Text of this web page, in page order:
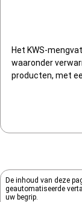
Het KWS-
waaronder
producten, met
De inhoud van deze
geautomatiseerde
uw begrip.